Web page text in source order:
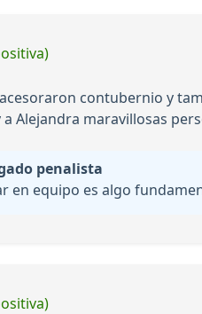
contubernio y
Alejandra maravillosas
penalista
en equipo es algo